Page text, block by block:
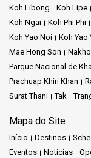
Koh Libong
Koh Lipe
Koh Ngai
Koh Phi Phi
Koh Yao Noi
Koh Yao
Mae Hong Son
Parque Nacional de
Prachuap Khiri Khan
Surat Thani
Tak
Mapa do Site
Início Destinos
Eventos
Notícias